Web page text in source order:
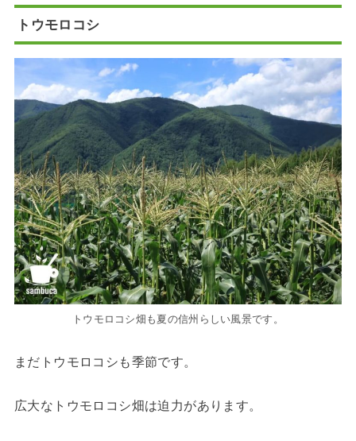
トウモロコシ
トウモロコシ畑も夏の信州らしい風景です。
まだトウモロコシも季節です。
広大なトウモロコシ畑は迫力があります。